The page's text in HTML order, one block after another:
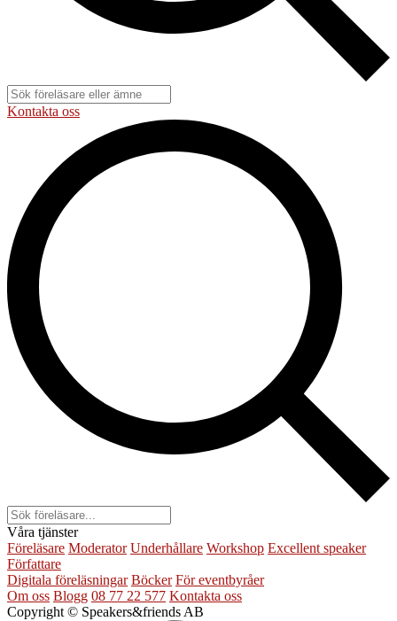
Kontakta oss
Våra tjänster
Föreläsare Moderator Underhållare Workshop Excellent speaker
Författare
Digitala föreläsningar Böcker För eventbyråer
Om oss Blogg 08 77 22 577 Kontakta oss
Copyright © Speakers&friends AB